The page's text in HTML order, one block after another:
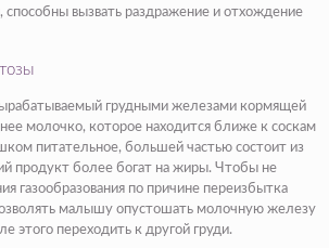
вызвать раздражение и отхождение
грудными железами кормящей
молочко, которое находится ближе к соскам
питательное, большей частью состоит из
продукт более богат на жиры. Чтобы не
газообразования по причине переизбытка
малышу опустошать молочную железу
этого переходить к другой груди.